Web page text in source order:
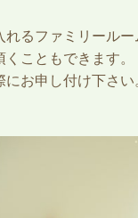
れるファミリール
こともできます。
お申し付け下さい